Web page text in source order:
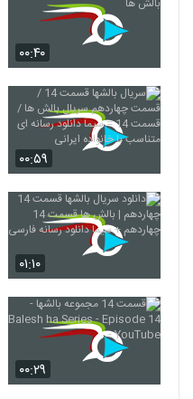
۰۰:۴۰
۰۰:۵۹
۰۱:۱۰
۰۰:۲۹